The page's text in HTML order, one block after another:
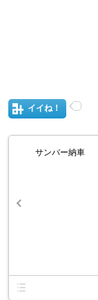
イイね！
サンバー納車